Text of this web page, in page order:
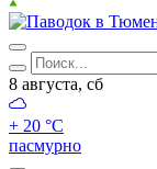
8 августа, сб
+ 20 °С
пасмурно